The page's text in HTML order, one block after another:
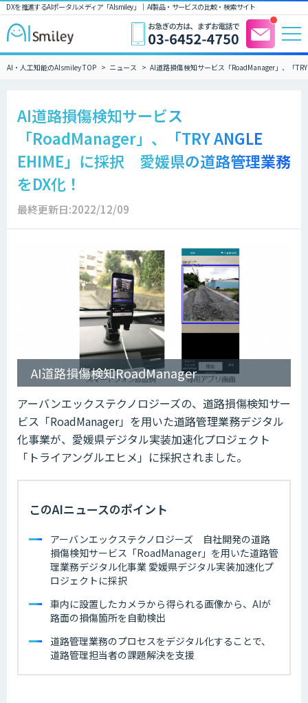
DXを推進するAIポータルメディア「AIsmiley」｜ AI製品・サービスの比較・検索サイト
AI・人工知能のAIsmiley TOP ニュース AI道路損傷検知サービス「RoadManager」、「
AI道路損傷検知サービス
「RoadManager」、「TRY ANGLE
EHIME」に採択 愛媛県の道路管理業務
をDX化！
最終更新日:2022/12/09
AI道路損傷検知RoadManager
アーバンエックステクノロジーズの、道路損傷検知サー
ビス「RoadManager」を用いた道路管理業務デジタル
化事業が、愛媛県デジタル実装加速化プロジェクト
「トライアングルエヒメ」に採択されました。
このAIニュースのポイント
アーバンエックステクノロジーズ 自社開発の道路
損傷検知サービス「RoadManager」を用いた道路管
理業務デジタル化事業 愛媛県デジタル実装加速化プ
ロジェクトに採択
車内に設置したカメラから得られる画像から、AIが
路面の損傷箇所を自動検出
道路管理業務のプロセスをデジタル化することで、
道路管理担当者の課題解決を支援